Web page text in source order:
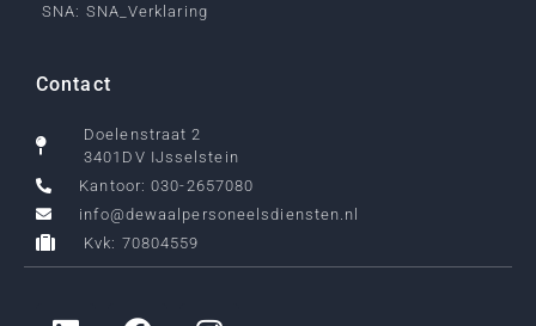
SNA: SNA_Verklaring
Contact
Doelenstraat 2
3401DV IJsselstein
Kantoor: 030-2657080
info@dewaalpersoneelsdiensten.nl
Kvk: 70804559